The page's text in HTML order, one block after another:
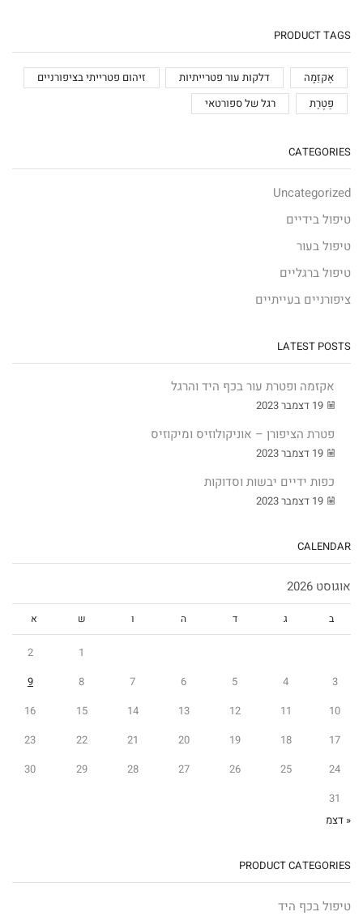
PRODUCT TAGS
אֶקזֵמָה דלקות עור פטרייתיות
זיהום פטרייתי בציפורניים
פַּטֶרֶת
רגל של ספורטאי
CATEGORIES
Uncategorized
טיפול בידיים
טיפול בעור
טיפול ברגליים
ציפורניים בעייתיים
LATEST POSTS
אקזמה ופטרת עור בכף היד והרגל
19 דצמבר 2023
פטרת הציפורן – אוניקולוזיס ומיקוזיס
19 דצמבר 2023
כפות ידיים יבשות וסדוקות
19 דצמבר 2023
CALENDAR
אוגוסט 2026
ב ג ד ה ו ש א
1
2
3
4
5
6
7
8
9
10
11
12
13
14
15
16
17
18
19
20
21
22
23
24
25
26
27
28
29
30
31
« דצמ
PRODUCT CATEGORIES
טיפול בכף היד